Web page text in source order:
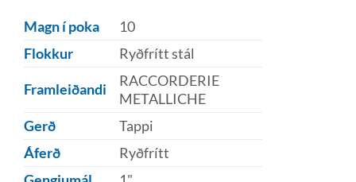
Magn í poka
10
Flokkur
Ryðfrítt stál
Framleiðandi
RACCORDERIE
METALLICHE
Gerð
Tappi
Áferð
Ryðfrítt